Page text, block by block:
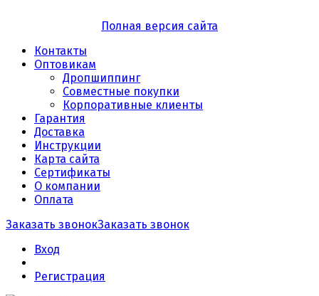
Полная версия сайта
Контакты
Оптовикам
Дропшиппинг
Совместные покупки
Корпоративные клиенты
Гарантия
Доставка
Инструкции
Карта сайта
Сертификаты
О компании
Оплата
Заказать звонокЗаказать звонок
Вход
Регистрация